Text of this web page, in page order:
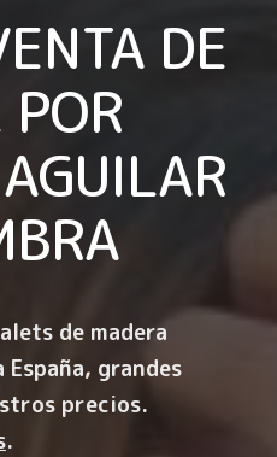
DE
AGUILAR
de madera
grandes
precios.
.